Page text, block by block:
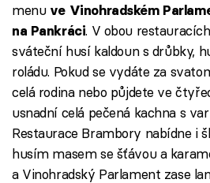
menu ve Vinohradském
na Pankráci. V obou
sváteční husí kaldoun s drůbky,
roládu. Pokud se vydáte za
celá rodina nebo půjdete ve
usnadní celá pečená kachna s
Restaurace Brambory nabídne i
husím masem se šťávou a
a Vinohradský Parlament zase